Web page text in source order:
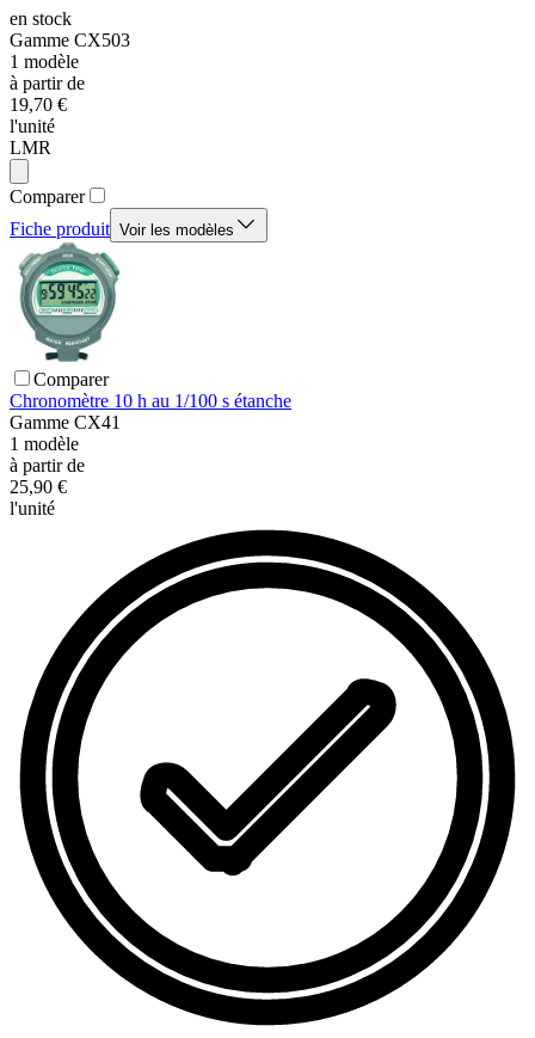
en stock
Gamme CX503
1 modèle
à partir de
19,70 €
l'unité
LMR
Comparer
Fiche produit Voir les modèles
Comparer
Chronomètre 10 h au 1/100 s étanche
Gamme CX41
1 modèle
à partir de
25,90 €
l'unité